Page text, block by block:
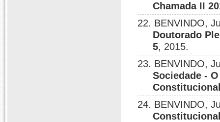
Chamada II
22. BENVINDO,
Doutorado
5, 2015.
23. BENVINDO,
Sociedade -
24. BENVINDO,